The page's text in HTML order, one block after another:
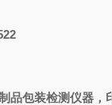
品包装检测仪器，